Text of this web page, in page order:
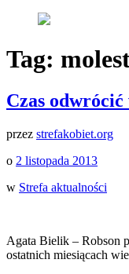
Tag:
Czas
przez strefakobiet.org
o 2 listopada 2013
w Strefa aktualności
Agata Bielik – Robson
ostatnich miesiącach